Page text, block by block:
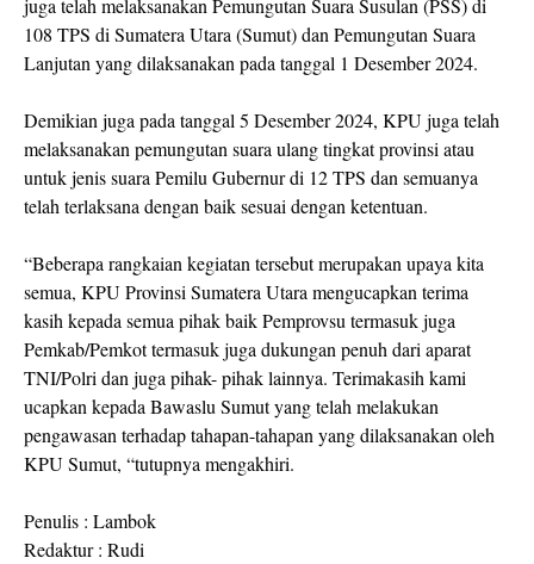
juga telah melaksanakan Pemungutan Suara Susulan (PSS) di
108 TPS di Sumatera Utara (Sumut) dan Pemungutan Suara
Lanjutan yang dilaksanakan pada tanggal 1 Desember 2024.
Demikian juga pada tanggal 5 Desember 2024, KPU juga telah
melaksanakan pemungutan suara ulang tingkat provinsi atau
untuk jenis suara Pemilu Gubernur di 12 TPS dan semuanya
telah terlaksana dengan baik sesuai dengan ketentuan.
“Beberapa rangkaian kegiatan tersebut merupakan upaya kita
semua, KPU Provinsi Sumatera Utara mengucapkan terima
kasih kepada semua pihak baik Pemprovsu termasuk juga
Pemkab/Pemkot termasuk juga dukungan penuh dari aparat
TNI/Polri dan juga pihak- pihak lainnya. Terimakasih kami
ucapkan kepada Bawaslu Sumut yang telah melakukan
pengawasan terhadap tahapan-tahapan yang dilaksanakan oleh
KPU Sumut, “tutupnya mengakhiri.
Penulis : Lambok
Redaktur : Rudi